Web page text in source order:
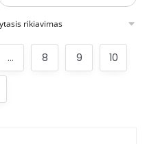
… 8 9 10